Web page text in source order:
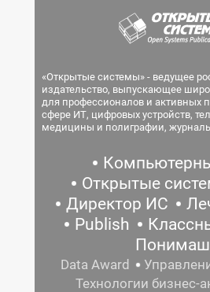
«Открытые системы» - ведущее
издательство, выпускающее
для профессионалов и активных
сфере ИТ, цифровых устройств,
медицины и полиграфии,
Открытые
Директор ИС
Publish
Data Award
Технологии бизнес-